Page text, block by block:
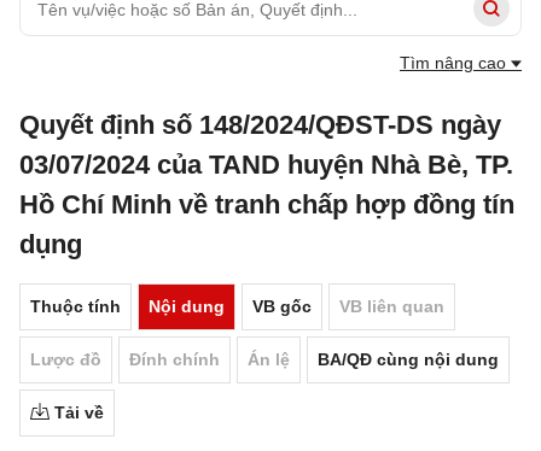
Tìm nâng cao
Quyết định số 148/2024/QĐST-DS ngày
03/07/2024 của TAND huyện Nhà Bè, TP.
Hồ Chí Minh về tranh chấp hợp đồng tín
dụng
Thuộc tính Nội dung VB gốc VB liên quan
Lược đồ Đính chính Án lệ BA/QĐ cùng nội dung
Tải về